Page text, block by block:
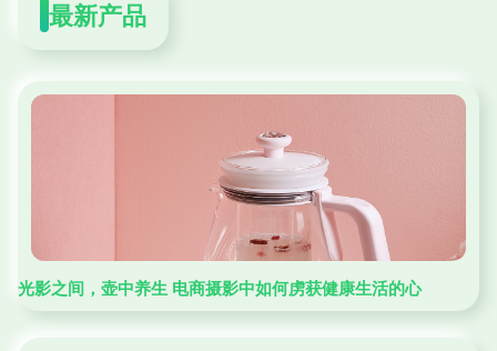
最新产品
光影之间，壶中养生 电商摄影中如何虏获健康生活的心